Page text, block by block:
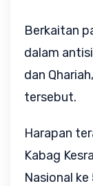
Berkaitan
dalam
dan
tersebut.
Harapan
Kabag
Nasional